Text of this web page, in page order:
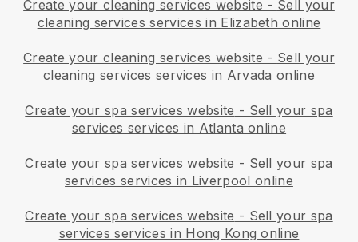
Create your cleaning services website - Sell your
cleaning services services in Elizabeth online
Create your cleaning services website - Sell your
cleaning services services in Arvada online
Create your spa services website - Sell your spa
services services in Atlanta online
Create your spa services website - Sell your spa
services services in Liverpool online
Create your spa services website - Sell your spa
services services in Hong Kong online